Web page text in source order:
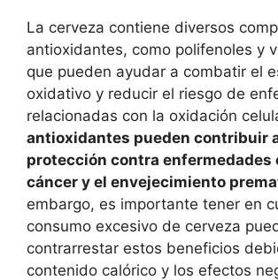
La cerveza contiene diversos
antioxidantes, como polifenoles y
que pueden ayudar a combatir el
oxidativo y reducir el riesgo de
relacionadas con la oxidación
antioxidantes pueden contribuir
protección contra enfermedades
cáncer y el envejecimiento
embargo, es importante tener en
consumo excesivo de cerveza
contrarrestar estos beneficios
contenido calórico y los efectos